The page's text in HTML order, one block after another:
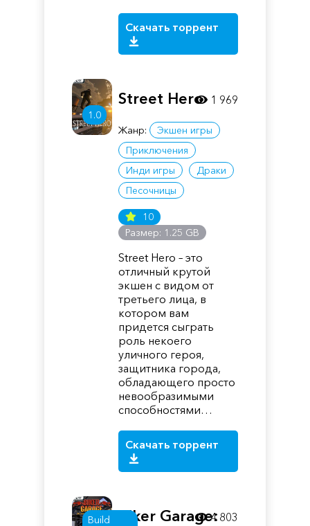
Скачать торрент
1.0
Street Hero
Жанр:
Экшен игры
Приключения
Инди игры
Драки
Песочницы
10
Размер: 1.25 GB
Street Hero – это
отличный крутой
экшен с видом от
третьего лица, в
котором вам
придется сыграть
роль некоего
уличного героя,
защитника города,
обладающего просто
невообразимыми
способностями…
Скачать торрент
1 969
Build
Biker Garage:4 803